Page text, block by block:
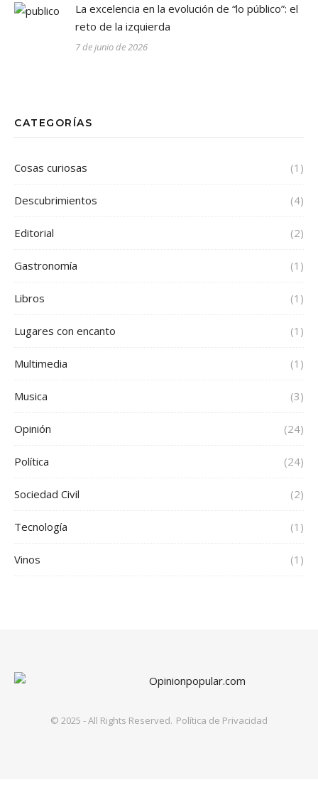
La excelencia en la evolución de “lo público”: el
reto de la izquierda
7 de junio de 2026
CATEGORÍAS
Cosas curiosas (1)
Descubrimientos (4)
Editorial (2)
Gastronomía (1)
Libros (1)
Lugares con encanto (1)
Multimedia (1)
Musica (3)
Opinión (24)
Política (24)
Sociedad Civil (2)
Tecnología (1)
Vinos (1)
© 2025 - All Rights Reserved. Política de Privacidad